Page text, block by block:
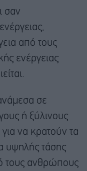
σαν
από τους
ενέργειας
σε
ή ξύλινους
να κρατούν τα
υψηλής τάσης
τους ανθρώπους